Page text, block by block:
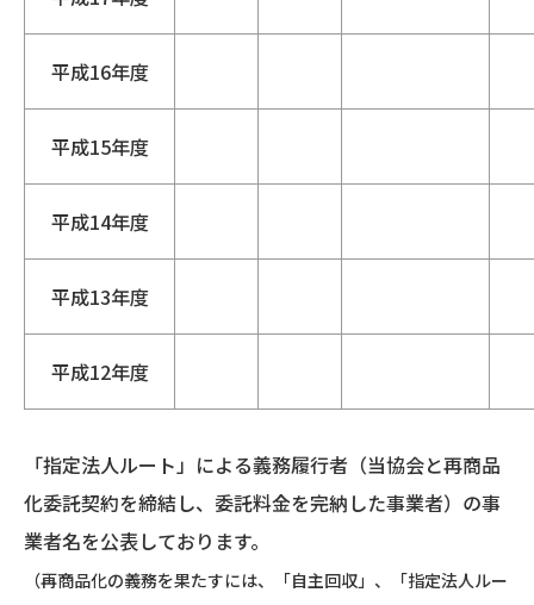
平成16年度
平成15年度
平成14年度
平成13年度
平成12年度
「指定法人ルート」による義務履行者（当協会と再商品
化委託契約を締結し、委託料金を完納した事業者）の事
業者名を公表しております。
（再商品化の義務を果たすには、「自主回収」、「指定法人ルー